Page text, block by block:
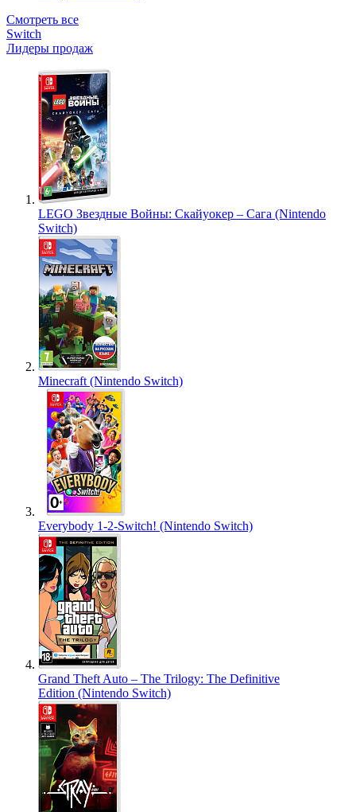
Смотреть все
Switch
Лидеры продаж
LEGO Звездные Войны: Скайуокер – Сага (Nintendo
Switch)
Minecraft (Nintendo Switch)
Everybody 1-2-Switch! (Nintendo Switch)
Grand Theft Auto – The Trilogy: The Definitive
Edition (Nintendo Switch)